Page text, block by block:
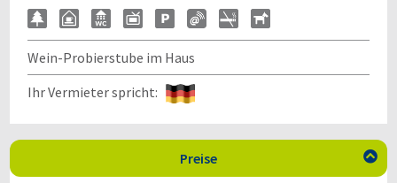
Wein-Probierstube im Haus
Ihr Vermieter spricht:
Preise 